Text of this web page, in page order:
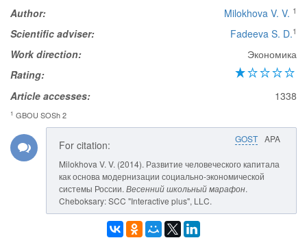
Author:
Milokhova V. V. 1
Scientific adviser: Fadeeva S. D.1
Work direction:
Экономика
Rating:
Article accesses:
1338
1 GBOU SOSh 2
GOST APA
For citation:
Milokhova V. V. (2014). Развитие человеческого капитала
как основа модернизации социально-экономической
системы России. Весенний школьный марафон.
Cheboksary: SCC "Interactive plus", LLC.